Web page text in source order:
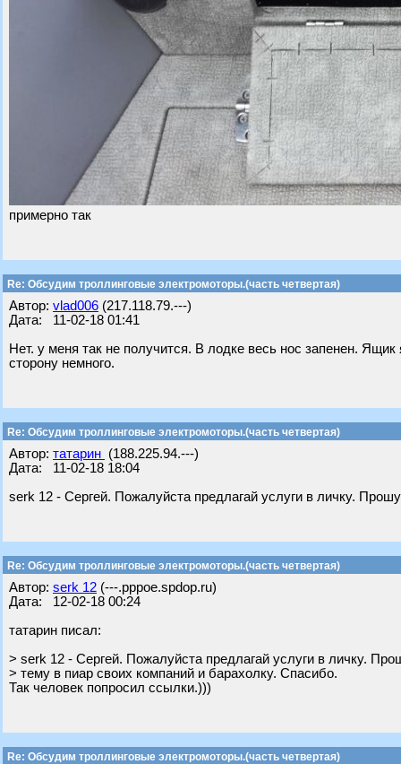
примерно так
Re: Обсудим троллинговые электромоторы.(часть четвертая)
Автор: vlad006 (217.118.79.---)
Дата: 11-02-18 01:41
Нет. у меня так не получится. В лодке весь нос запенен.
сторону немного.
Re: Обсудим троллинговые электромоторы.(часть четвертая)
Автор: татарин (188.225.94.---)
Дата: 11-02-18 18:04
serk 12 - Сергей. Пожалуйста предлагай услуги в личку.
Re: Обсудим троллинговые электромоторы.(часть четвертая)
Автор: serk 12 (---.pppoe.spdop.ru)
Дата: 12-02-18 00:24
татарин писал:
> serk 12 - Сергей. Пожалуйста предлагай услуги в личку.
> тему в пиар своих компаний и барахолку. Спасибо.
Так человек попросил ссылки.)))
Re: Обсудим троллинговые электромоторы.(часть четвертая)